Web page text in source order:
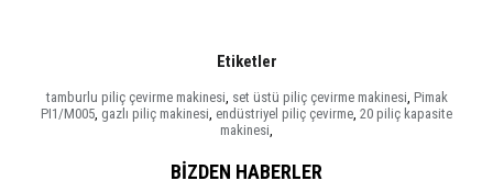
Etiketler
tamburlu piliç çevirme makinesi set üstü piliç çevirme makinesi Pimak
PI1/M005 gazlı piliç makinesi endüstriyel piliç çevirme 20 piliç kapasite
makinesi
BIZDEN HABERLER